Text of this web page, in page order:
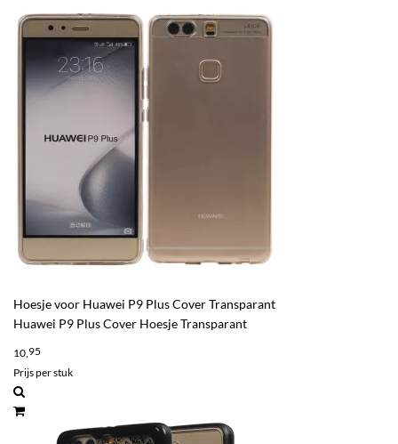
Hoesje voor Huawei P9 Plus Cover Transparant
Huawei P9 Plus Cover Hoesje Transparant
10,95
Prijs per stuk